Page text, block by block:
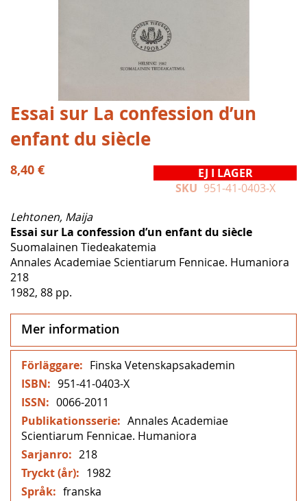
Hoppa
till
början
bildgalleriet
Essai sur La confession d’un
enfant du siècle
8,40 €
EJ I LAGER
SKU 951-41-0403-X
Lehtonen, Maija
Essai sur La confession d’un enfant du siècle
Suomalainen Tiedeakatemia
Annales Academiae Scientiarum Fennicae. Humaniora
218
1982, 88 pp.
Mer information
Mer
information
Finska Vetenskapsakademin
951-41-0403-X
0066-2011
Annales Academiae
Scientiarum Fennicae. Humaniora
218
1982
franska